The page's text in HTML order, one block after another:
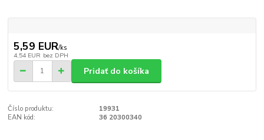
5,59 EUR/ks
4,54 EUR bez DPH
Pridať do košíka
Číslo produktu:
19931
EAN kód:
36 20300340